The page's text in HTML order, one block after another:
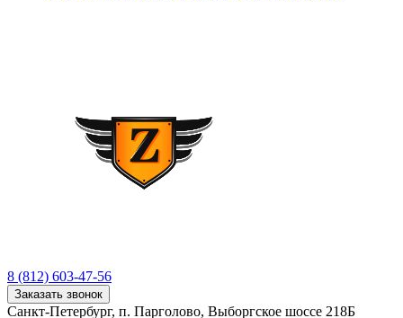
8 (812) 603-47-56
Заказать звонок
Санкт-Петербург, п. Парголово, Выборгское шоссе 218Б